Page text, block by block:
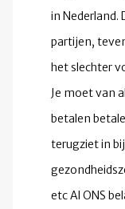
in Nederland.
partijen,
het slechter
Je moet van
betalen
terugziet in
etc Al ONS